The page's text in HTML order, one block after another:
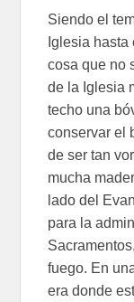
Siendo el
Iglesia
cosa que no
de la Iglesia
techo una
conservar el
de ser tan
mucha
lado del
para la
fuego. En
era donde